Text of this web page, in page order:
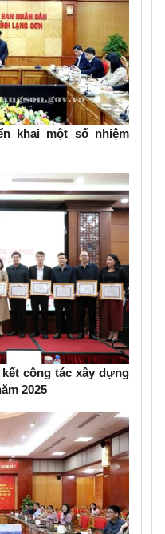
khai một số nhiệm
công tác xây dựng
2025